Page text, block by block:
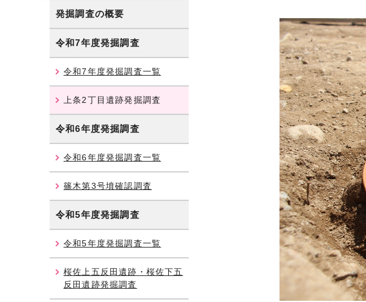
発掘調査の概要
令和7年度発掘調査
令和7年度発掘調査一覧
上条2丁目遺跡発掘調査
令和6年度発掘調査
令和6年度発掘調査一覧
篠木第3号墳確認調査
令和5年度発掘調査
令和5年度発掘調査一覧
桜佐上五反田遺跡・桜佐下五
反田遺跡発掘調査